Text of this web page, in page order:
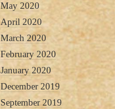
May 2020
April 2020
March 2020
February 2020
January 2020
December 2019
September 2019